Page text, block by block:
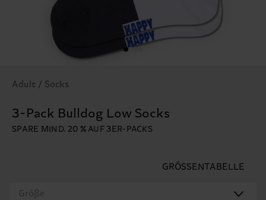
Adult / Socks
3-Pack Bulldog Low Socks
SPARE MIND. 20 % AUF 3ER-PACKS
GRÖSSENTABELLE
Größe